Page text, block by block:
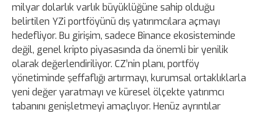
milyar dolarlık varlık büyüklüğüne sahip olduğu
belirtilen YZi portföyünü dış yatırımcılara açmayı
hedefliyor. Bu girişim, sadece Binance ekosisteminde
değil, genel kripto piyasasında da önemli bir yenilik
olarak değerlendiriliyor. CZ’nin planı, portföy
yönetiminde şeffaflığı artırmayı, kurumsal ortaklıklarla
yeni değer yaratmayı ve küresel ölçekte yatırımcı
tabanını genişletmeyi amaçlıyor. Henüz ayrıntılar